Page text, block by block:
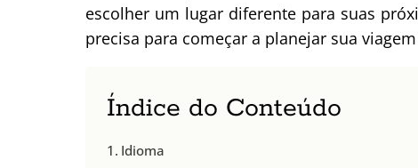
escolher um lugar diferente para suas
precisa para começar a planejar sua
Índice do Conteúdo
Idioma